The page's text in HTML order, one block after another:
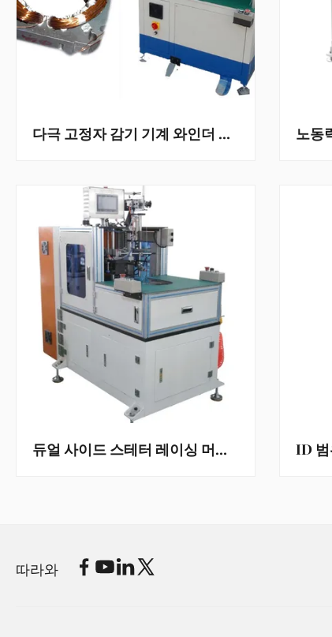
다극 고정자 감기 기계 와인더 장비 220V 50Hz/60Hz
듀얼 사이드 스테터 레이싱 머신 3.5Kw 전력 및 3단계 380V/50Hz 50-120mm ID 범위
따라와